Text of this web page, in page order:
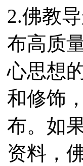
2.佛教
布高质
心思想
和修饰
布。如
资料，